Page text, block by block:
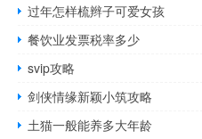
过年怎样梳辫子可爱女孩
餐饮业发票税率多少
svip攻略
剑侠情缘新颖小筑攻略
土猫一般能养多大年龄